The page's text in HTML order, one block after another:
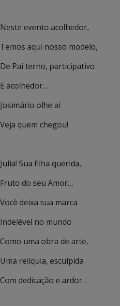
Neste evento acolhedor,
Temos aqui nosso modelo,
De Pai terno, participativo
E acolhedor…
Josimário olhe aí
Veja quem chegou!
Julia! Sua filha querida,
Fruto do seu Amor…
Você deixa sua marca
Indelével no mundo
Como uma obra de arte,
Uma relíquia, esculpida
Com dedicação e ardor…